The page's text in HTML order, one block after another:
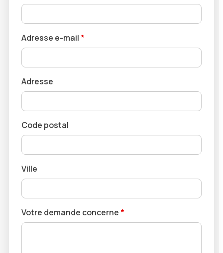
Adresse e-mail *
Adresse
Code postal
Ville
Votre demande concerne *